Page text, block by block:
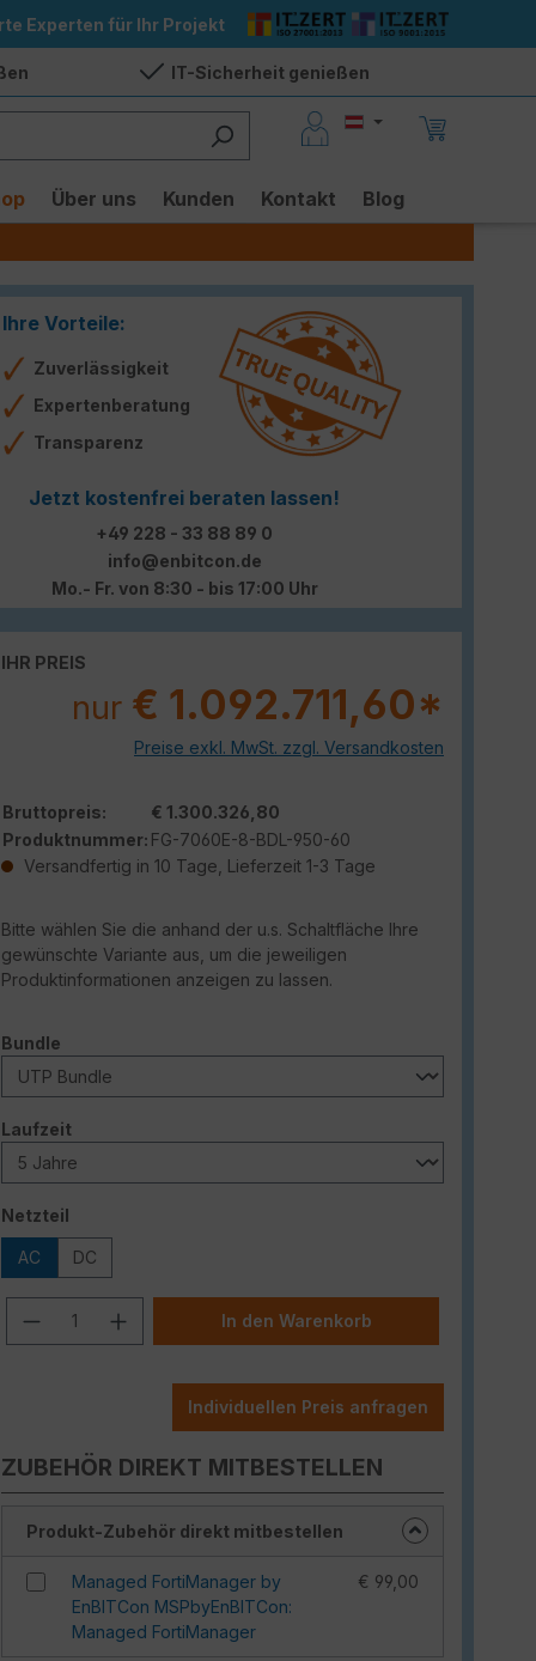
Experten für Ihr Projekt
IT-Sicherheit genießen
Über uns Kunden Kontakt Blog
Ihre Vorteile:
Zuverlässigkeit
Expertenberatung
Transparenz
Jetzt kostenfrei beraten lassen!
+49 228 - 33 88 89 0
info@enbitcon.de
Mo.- Fr. von 8:30 - bis 17:00 Uhr
IHR PREIS
nur € 1.092.711,60*
Preise exkl. MwSt. zzgl. Versandkosten
Bruttopreis:
€ 1.300.326,80
Produktnummer: FG-7060E-8-BDL-950-60
Versandfertig in 10 Tage, Lieferzeit 1-3 Tage
Bitte wählen Sie die anhand der u.s. Schaltfläche Ihre
gewünschte Variante aus, um die jeweiligen
Produktinformationen anzeigen zu lassen.
Bundle
Laufzeitauswählen
Netzteil
AC DC
Produkt Anzahl: Gib den
In den Warenkorb
Individuellen Preis anfragen
ZUBEHÖR DIREKT MITBESTELLEN
Produkt-Zubehör direkt mitbestellen
Managed FortiManager by
EnBITCon MSPbyEnBITCon:
Managed FortiManager
€ 99,00